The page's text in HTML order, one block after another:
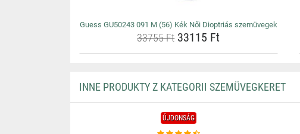
Guess GU50243 091 M (56) Kék Női Dioptriás szemüvegek
33755 Ft33115 Ft
INNE PRODUKTY Z KATEGORII SZEMÜVEGKERET
ÚJDONSÁG